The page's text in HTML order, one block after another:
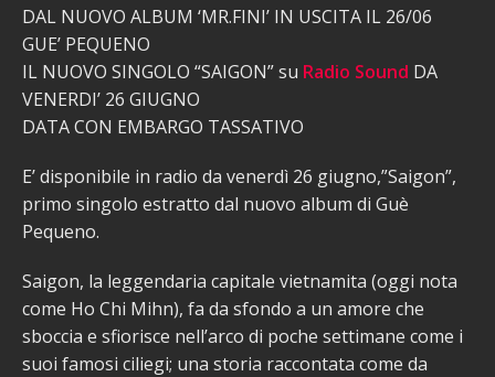
DAL NUOVO ALBUM ‘MR.FINI’ IN USCITA IL 26/06
GUE’ PEQUENO
IL NUOVO SINGOLO “SAIGON” su Radio Sound DA
VENERDI’ 26 GIUGNO
DATA CON EMBARGO TASSATIVO
E’ disponibile in radio da venerdì 26 giugno,”Saigon”,
primo singolo estratto dal nuovo album di Guè
Pequeno.
Saigon, la leggendaria capitale vietnamita (oggi nota
come Ho Chi Mihn), fa da sfondo a un amore che
sboccia e sfiorisce nell’arco di poche settimane come i
suoi famosi ciliegi; una storia raccontata come da